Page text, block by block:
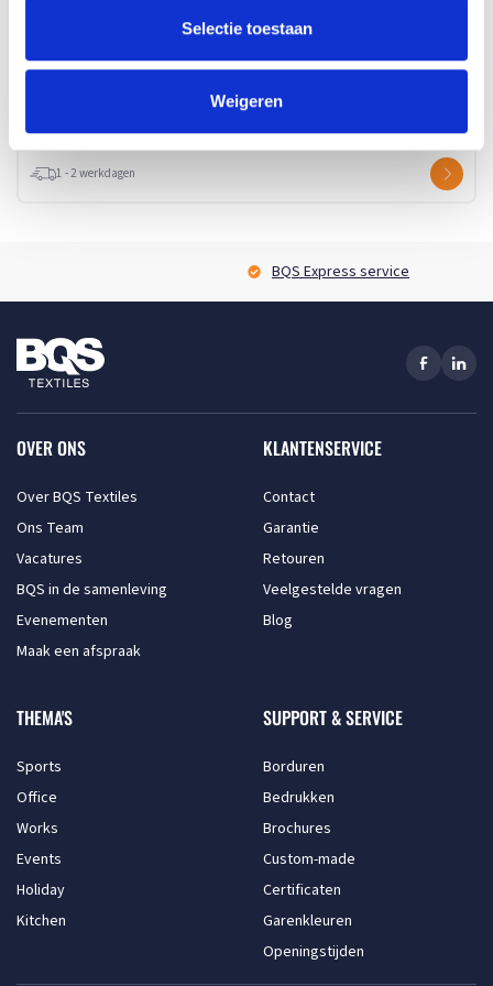
Selectie toestaan
Weigeren
Beschikbaar in maat (maten): 1SIZE
1 - 2 werkdagen
OVER ONS
Over BQS Textiles
Ons Team
Vacatures
BQS in de samenleving
Evenementen
Maak een afspraak
KLANTENSERVICE
Contact
Garantie
Retouren
Veelgestelde vragen
Blog
THEMA'S
Sports
Office
Works
Events
Holiday
Kitchen
SUPPORT & SERVICE
Borduren
Bedrukken
Brochures
Custom-made
Certificaten
Garenkleuren
Openingstijden